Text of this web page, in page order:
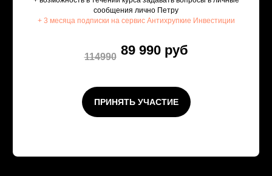
сообщения лично Петру
+ 3 месяца подписки на сервисАнтихрупкие Инвестиции
114990 89 990 руб
ПРИНЯТЬ УЧАСТИЕ